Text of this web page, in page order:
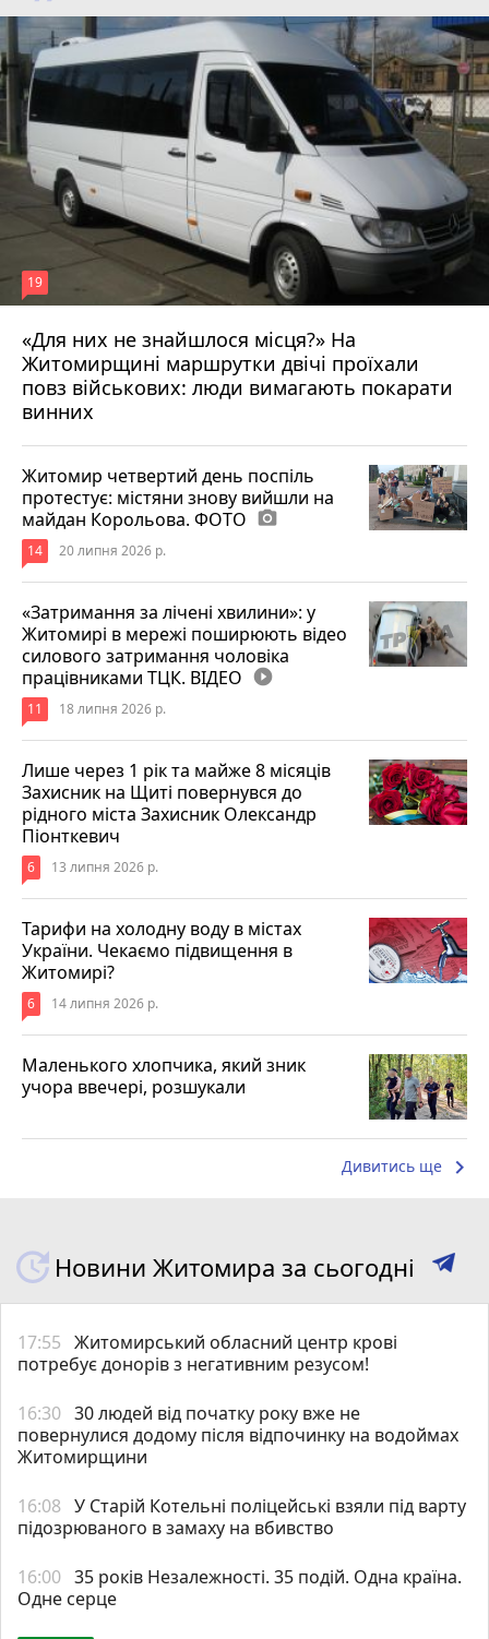
«Для них не знайшлося місця?» На
Житомирщині маршрутки двічі проїхали
повз військових: люди вимагають покарати
винних
19
17 липня 2026 р.
Житомир четвертий день поспіль
протестує: містяни знову вийшли на
майдан Корольова. ФОТО photo_camera
14 20 липня 2026 р.
«Затримання за лічені хвилини»: у
Житомирі в мережі поширюють відео
силового затримання чоловіка
працівниками ТЦК. ВІДЕО play_circle_filled
11 18 липня 2026 р.
Лише через 1 рік та майже 8 місяців
Захисник на Щиті повернувся до
рідного міста Захисник Олександр
Піонткевич
6 13 липня 2026 р.
Тарифи на холодну воду в містах
України. Чекаємо підвищення в
Житомирі?
6 14 липня 2026 р.
Маленького хлопчика, який зник
учора ввечері, розшукали
Дивитись ще keyboard_arrow_right
Новини Житомира за сьогодні
17:55 Житомирський обласний центр крові
потребує донорів з негативним резусом!
16:30 30 людей від початку року вже не
повернулися додому після відпочинку на водоймах
Житомирщини
16:08 У Старій Котельні поліцейські взяли під варту
підозрюваного в замаху на вбивство
16:00 35 років Незалежності. 35 подій. Одна країна.
Одне серце